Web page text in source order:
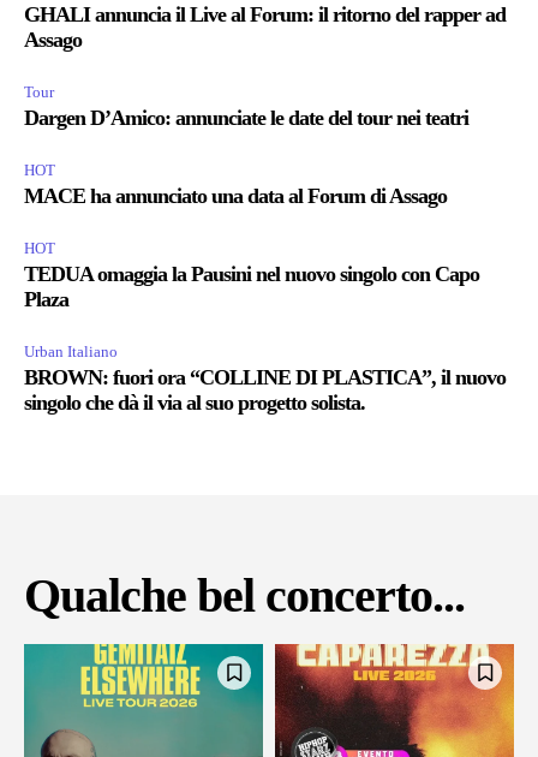
GHALI annuncia il Live al Forum: il ritorno del rapper ad
Assago
Tour
Dargen D’Amico: annunciate le date del tour nei teatri
HOT
MACE ha annunciato una data al Forum di Assago
HOT
TEDUA omaggia la Pausini nel nuovo singolo con Capo
Plaza
Urban Italiano
BROWN: fuori ora “COLLINE DI PLASTICA”, il nuovo
singolo che dà il via al suo progetto solista.
Qualche bel concerto...